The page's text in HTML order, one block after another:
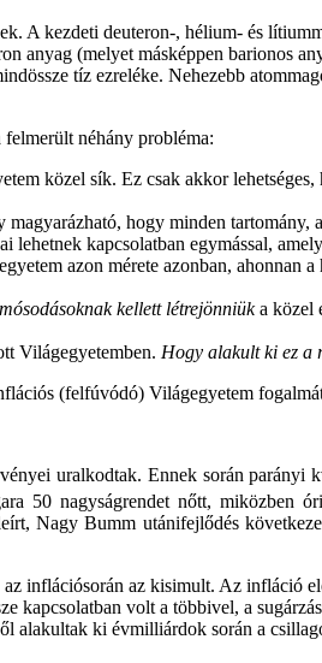
A kezdeti deuteron-, hélium- és
anyag (melyet másképpen barionos
tíz ezreléke. Nehezebb
néhány probléma:
közel sík. Ez csak akkor
hogy minden
kapcsolatban egymással,
azon mérete azonban, ahonnan
kellett létrejönniüka közel
Világegyetemben. Hogy alakult ki ez a
(felfúvódó) Világegyetem
uralkodtak. Ennek során
50 nagyságrendet nőtt, miközben
Nagy Bumm utánifejlődés
inflációsorán az kisimult. Az infláció
kapcsolatban volt a többivel, a
alakultak ki évmilliárdok során a